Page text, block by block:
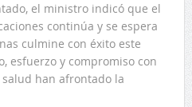
el ministro indicó que el
continúa y se espera
culmine con éxito este
esfuerzo y compromiso con
han afrontado la